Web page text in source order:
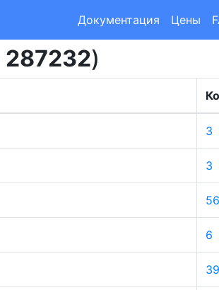
Документация Цены
287232)
3
3
56
6
39